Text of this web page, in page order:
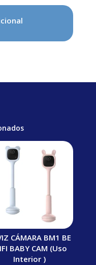
CÁMARA BM1 BE
BABY CAM (Uso
Interior )